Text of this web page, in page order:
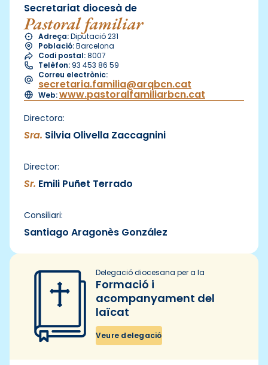
Secretariat diocesà de
Pastoral familiar
Adreça:Diputació 231
Població:Barcelona
Codi postal:8007
Telèfon: 93 453 86 59
Correu electrònic:
secretaria.familia@arqbcn.cat
Web:www.pastoralfamiliarbcn.cat
Directora:
Sra. Silvia Olivella Zaccagnini
Director:
Sr. Emili Puñet Terrado
Consiliari:
Santiago Aragonès González
Delegació diocesana per a la
Formació i
acompanyament del
laïcat
Veure delegació